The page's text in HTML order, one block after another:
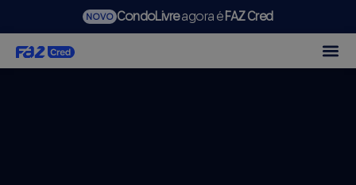
NOVO CondoLivreagora éFAZ Cred